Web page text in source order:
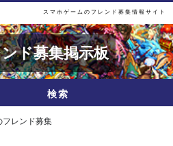
スマホゲームのフレンド募集情報サイト
ド募集掲示板
検索
レンド募集